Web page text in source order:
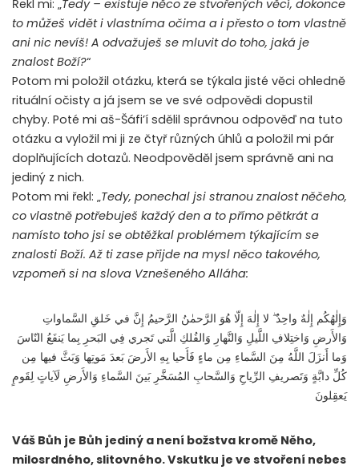
Řekl mi: „Tedy – existuje něco ze stvořených věcí, dokonce
to můžeš vidět i vlastníma očima a i přesto o tom vlastně
ani nic nevíš! A odvažuješ se mluvit do toho, jaká je
znalost Boží?“
Potom mi položil otázku, která se týkala jisté věci ohledně
rituální očisty a já jsem se ve své odpovědi dopustil
chyby. Poté mi aš-Šáfi’í sdělil správnou odpověď na tuto
otázku a vyložil mi ji ze čtyř různých úhlů a položil mi pár
doplňujících dotazů. Neodpověděl jsem správně ani na
jediný z nich.
Potom mi řekl: „Tedy, ponechal jsi stranou znalost něčeho,
co vlastně potřebuješ každý den a to přímo pětkrát a
namísto toho jsi se obtěžkal problémem týkajícím se
znalosti Boží. Až ti zase přijde na mysl něco takového,
vzpomeň si na slova Vznešeného Alláha:
وَإِلٰهُكُم إِلٰهٌ واحِدٌ ۖ لا إِلٰهَ إِلّا هُوَ الرَّحمٰنُ الرَّحيمُ إِنَّ في خَلقِ السَّماواتِ
وَالأَرضِ وَاختِلافِ اللَّيلِ وَالنَّهارِ وَالفُلكِ الَّتي تَجري فِي البَحرِ بِما يَنفَعُ النّاسَ
وَما أَنزَلَ اللَّهُ مِنَ السَّماءِ مِن ماءٍ فَأَحيا بِهِ الأَرضَ بَعدَ مَوتِها وَبَثَّ فيها مِن
كُلِّ دابَّةٍ وَتَصريفِ الرِّياحِ وَالسَّحابِ المُسَخَّرِ بَينَ السَّماءِ وَالأَرضِ لَآياتٍ لِقَومٍ
يَعقِلونَ
Váš Bůh je Bůh jediný a není božstva kromě Něho,
milosrdného, slitovného. Vskutku je ve stvoření nebes